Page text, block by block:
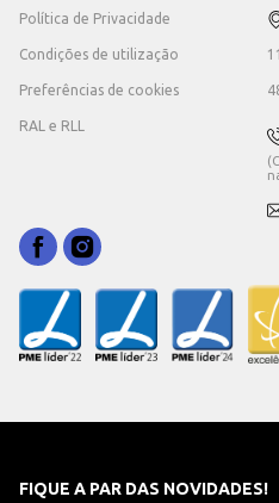
Política de Privacidade
Condições de utilização
Preferências de cookies
RAL e RLL
FIQUE A PAR DAS NOVIDADES!